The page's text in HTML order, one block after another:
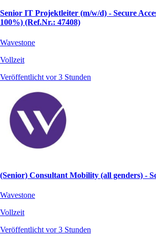
Senior IT Projektleiter (m/w/d) - Secure
100%) (Ref.Nr.: 47408)
Wavestone
Vollzeit
Veröffentlicht vor 3 Stunden
(Senior) Consultant Mobility (all genders) -
Wavestone
Vollzeit
Veröffentlicht vor 3 Stunden